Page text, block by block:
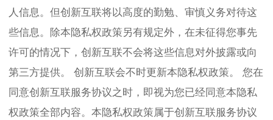
人信息。但创新互联将以高度的勤勉、审慎义务对待这
些信息。除本隐私权政策另有规定外，在未征得您事先
许可的情况下，创新互联不会将这些信息对外披露或向
第三方提供。 创新互联会不时更新本隐私权政策。 您在
同意创新互联服务协议之时，即视为您已经同意本隐私
权政策全部内容。本隐私权政策属于创新互联服务协议